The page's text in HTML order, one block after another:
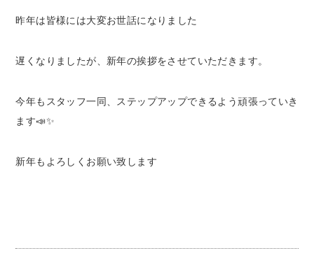
昨年は皆様には大変お世話になりました
遅くなりましたが、新年の挨拶をさせていただきます。
今年もスタッフ一同、ステップアップできるよう頑張っていき
ます📣✨
新年もよろしくお願い致します